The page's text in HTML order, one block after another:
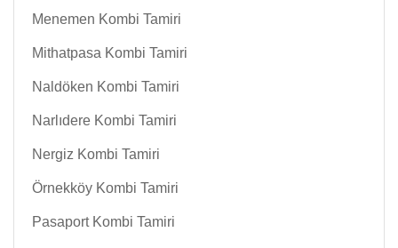
Menemen Kombi Tamiri
Mithatpasa Kombi Tamiri
Naldöken Kombi Tamiri
Narlıdere Kombi Tamiri
Nergiz Kombi Tamiri
Örnekköy Kombi Tamiri
Pasaport Kombi Tamiri